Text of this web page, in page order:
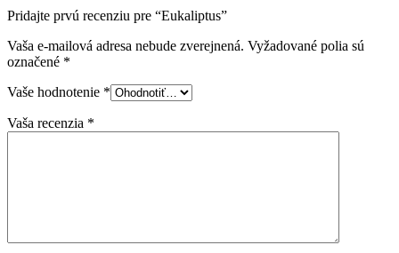
Pridajte prvú recenziu pre “Eukaliptus”
Vaša e-mailová adresa nebude zverejnená. Vyžadované polia sú
označené *
Vaše hodnotenie *
Vaša recenzia *